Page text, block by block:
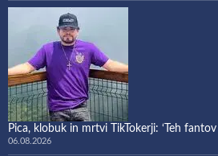
Pica, klobuk in mrtvi TikTokerji: ‘Teh fantov
06.08.2026